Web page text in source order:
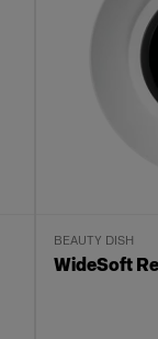
BEAUTY DISH
WideSoft